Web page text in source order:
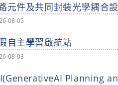
元件及共同封裝光學耦合
08-05
自主學習啟航站
08-03
Planning